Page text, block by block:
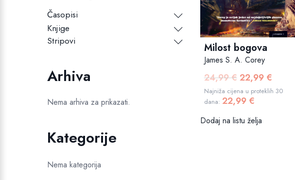
Milost bogova
James S. A. Corey
24,99€ Izvorna
cijena
bila
24,99 €.
22,99 €Trenutna
cijena
Najniža cijena u proteklih 30
dana: 22,99 €
Dodaj na listu želja
Časopisi
Knjige
Stripovi
Arhiva
Nema arhiva za prikazati.
Kategorije
Nema kategorija